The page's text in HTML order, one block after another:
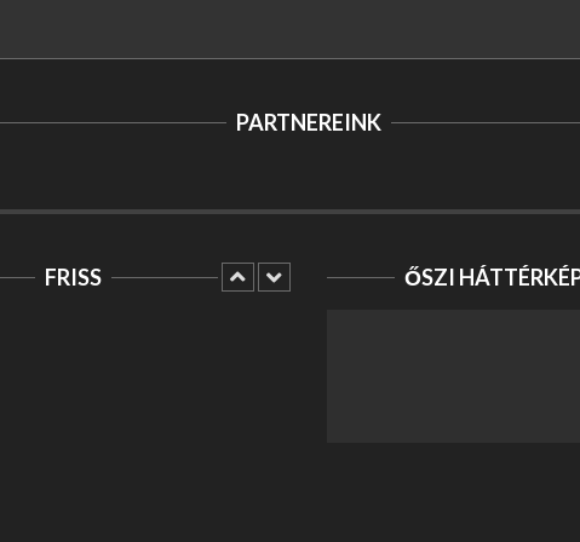
PARTNEREINK
FRISS ŐSZI